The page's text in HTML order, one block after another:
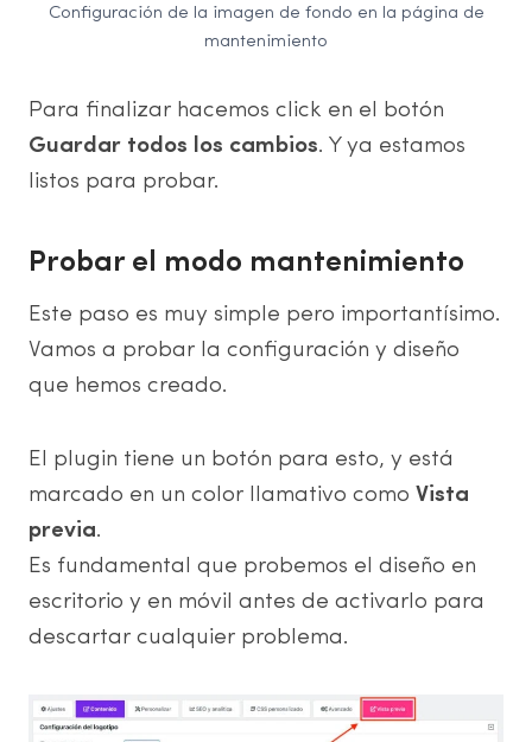
Configuración de la imagen de fondo en la página de
mantenimiento
Para finalizar hacemos click en el botón
Guardar todos los cambios. Y ya estamos
listos para probar.
Probar el modo mantenimiento
Este paso es muy simple pero importantísimo.
Vamos a probar la configuración y diseño
que hemos creado.
El plugin tiene un botón para esto, y está
marcado en un color llamativo como Vista
previa.
Es fundamental que probemos el diseño en
escritorio y en móvil antes de activarlo para
descartar cualquier problema.